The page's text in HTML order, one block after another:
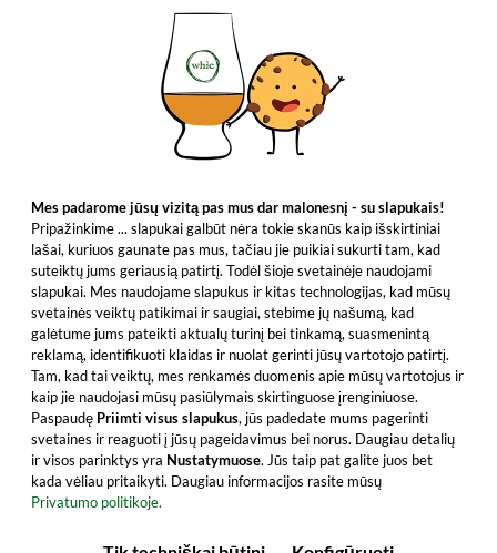
Mes padarome jūsų vizitą pas mus dar malonesnį - su slapukais!
Pripažinkime ... slapukai galbūt nėra tokie skanūs kaip išskirtiniai
lašai, kuriuos gaunate pas mus, tačiau jie puikiai sukurti tam, kad
suteiktų jums geriausią patirtį. Todėl šioje svetainėje naudojami
slapukai. Mes naudojame slapukus ir kitas technologijas, kad mūsų
svetainės veiktų patikimai ir saugiai, stebime jų našumą, kad
galėtume jums pateikti aktualų turinį bei tinkamą, suasmenintą
reklamą, identifikuoti klaidas ir nuolat gerinti jūsų vartotojo patirtį.
Tam, kad tai veiktų, mes renkamės duomenis apie mūsų vartotojus ir
kaip jie naudojasi mūsų pasiūlymais skirtinguose įrenginiuose.
Paspaudę Priimti visus slapukus, jūs padedate mums pagerinti
svetaines ir reaguoti į jūsų pageidavimus bei norus. Daugiau detalių
ir visos parinktys yra Nustatymuose. Jūs taip pat galite juos bet
kada vėliau pritaikyti. Daugiau informacijos rasite mūsų
Privatumo politikoje.